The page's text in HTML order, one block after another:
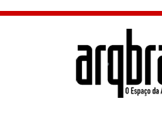
Skip to main content